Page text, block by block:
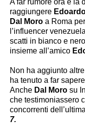
A far rumore ora è la
raggiungere
Dal Moro a Roma
l’influencer
scatti in bianco e
insieme all’amico
Non ha aggiunto
ha tenuto a far
Anche Dal Moro su
che testimoniassero
concorrenti
7.